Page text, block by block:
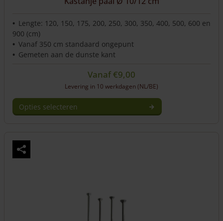
Lengte: 120, 150, 175, 200, 250, 300, 350, 400, 500, 600 en
900 (cm)
Vanaf 350 cm standaard ongepunt
Gemeten aan de dunste kant
Vanaf€9,00
Levering in 10 werkdagen (NL/BE)
Opties selecteren
heeft
meerdere
variaties.